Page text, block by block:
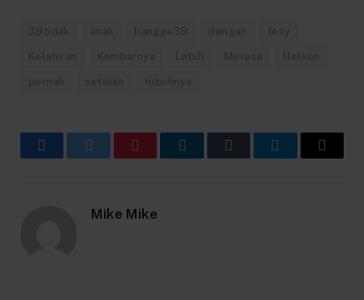
39tidak anak bangga39 dengan Jesy
Kelahiran Kembarnya Lebih Merasa Nelson
pernah setelah tubuhnya
FacebookTwitter PinterestLinkedInTumblr TelegramEmail
Mike Mike